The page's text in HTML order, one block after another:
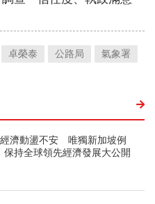
卓榮泰 公路局 氣象署
濟動盪不安 唯獨新加坡例
持全球領先經濟發展大公開